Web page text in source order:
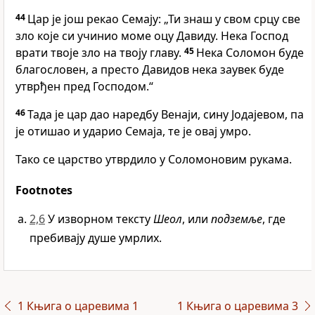
44 Цар је још рекао Семају: „Ти знаш у свом срцу све
зло које си учинио моме оцу Давиду. Нека Господ
врати твоје зло на твоју главу. 45 Нека Соломон буде
благословен, а престо Давидов нека заувек буде
утврђен пред Господом.“
46Тада је цар дао наредбу Венаји, сину Јодајевом, па
је отишао и ударио Семаја, те је овај умро.
Тако се царство утврдило у Соломоновим рукама.
Footnotes
2,6У изворном текстуШеол, или подземље, где
пребивају душе умрлих.
1 Књига о царевима 1 1 Књига о царевима 3